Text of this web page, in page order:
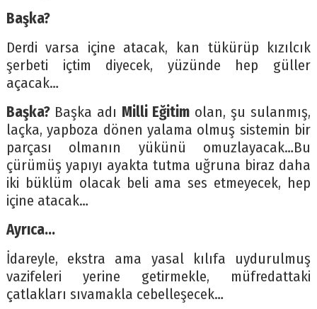
Başka?
Derdi varsa içine atacak, kan tükürüp kızılcık
şerbeti içtim diyecek, yüzünde hep güller
açacak…
Başka? Başka adı Milli Eğitim olan, şu sulanmış,
laçka, yapboza dönen yalama olmuş sistemin bir
parçası olmanın yükünü omuzlayacak…Bu
çürümüş yapıyı ayakta tutma uğruna biraz daha
iki büklüm olacak beli ama ses etmeyecek, hep
içine atacak…
Ayrıca…
İdareyle, ekstra ama yasal kılıfa uydurulmuş
vazifeleri yerine getirmekle, müfredattaki
çatlakları sıvamakla cebelleşecek…